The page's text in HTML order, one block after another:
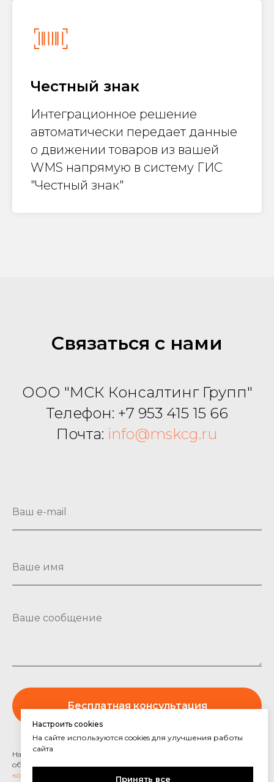
Честный знак
Интеграционное решение
автоматически передает данные
о движении товаров из вашей
WMS напрямую в систему ГИС
"Честный знак"
Связаться с нами
ООО "МСК Консалтинг Групп"
Телефон: +7 953 415 15 66
Почта: info@mskcg.ru
Бесплатная консультация
Нажимая "Бесплатная консультация" Вы даете согласие на
обработку Ваших персональных данных, согласно
конфиденциальности сайта
Настроить cookies
На сайте используются cookies для улучшения работы
сайта
Принять все